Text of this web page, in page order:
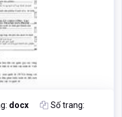
docx
Số trang: